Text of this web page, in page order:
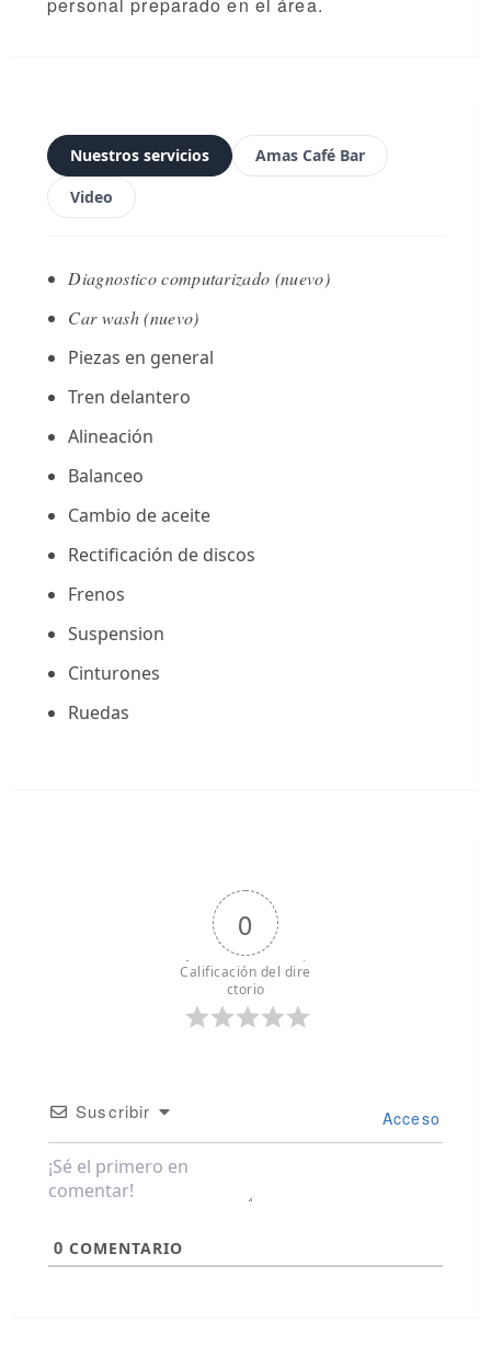
Nuestros servicios
Amas Café Bar
Video
Diagnostico computarizado (nuevo)
Car wash (nuevo)
Piezas en general
Tren delantero
Alineación
Balanceo
Cambio de aceite
Rectificación de discos
Frenos
Suspension
Cinturones
Ruedas
0
Calificación del dire
ctorio
Suscribir Acceso
0 COMENTARIO